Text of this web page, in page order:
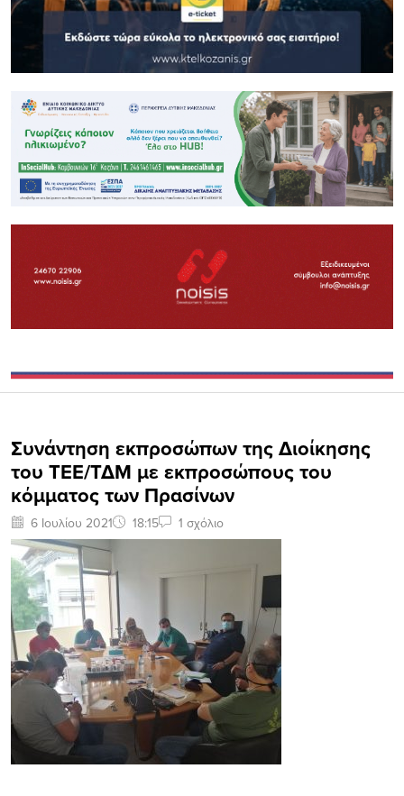
Συνάντηση εκπροσώπων της Διοίκησης
του ΤΕΕ/ΤΔΜ με εκπροσώπους του
κόμματος των Πρασίνων
6 Ιουλίου 2021 18:15 1 σχόλιο